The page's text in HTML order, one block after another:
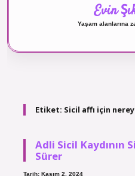
Evin
Yaşam alanlarına
Etiket: Sicil affı için
Adli Sicil Kaydının
Sürer
Tarih: Kasım 2, 2024